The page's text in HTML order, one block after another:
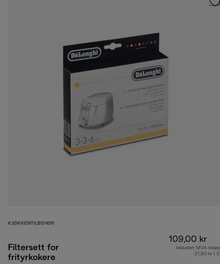
KJØKKENTILBEHØR
Filtersett for
frityrkokere
109,00 kr
Inkludert MVA-
21,80 kr (